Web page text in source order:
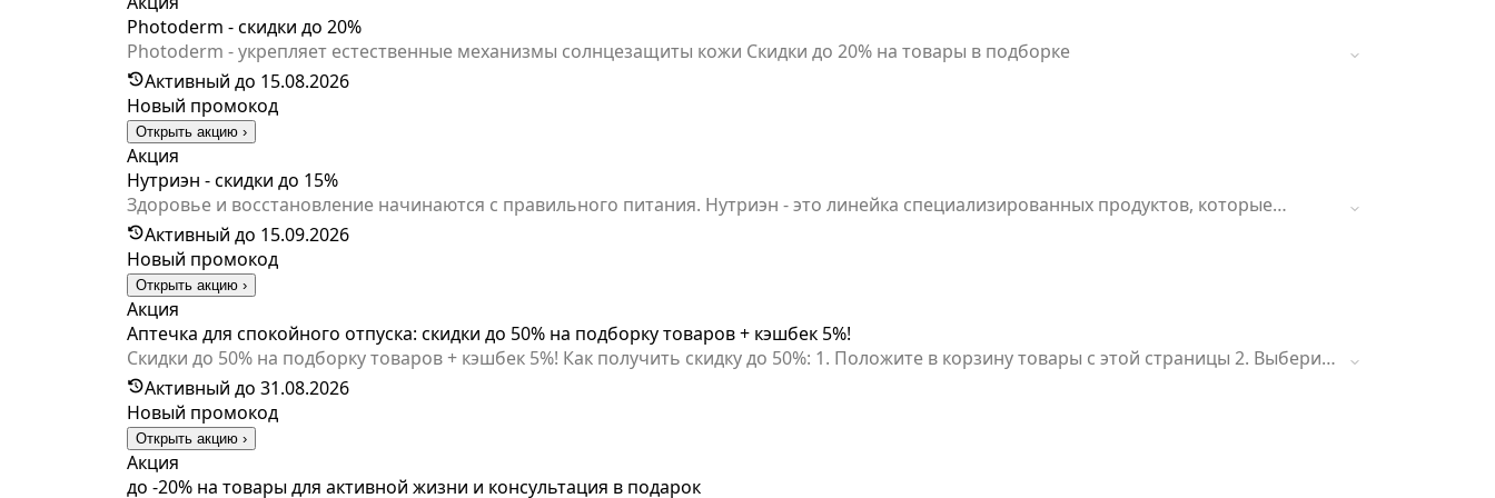
Photoderm - скидки до 20%
Photoderm - укрепляет естественные механизмы солнцезащиты кожи Скидки до 20% на товары в подборке
Активный до 15.08.2026
Новый промокод
Открыть акцию ›
Акция
Нутриэн - скидки до 15%
Здоровье и восстановление начинаются с правильного питания. Нутриэн - это линейка специализированных продуктов, которые
созданы, чтобы поддержать организм и удовлетворить особые пищевые потребности. Для вас скидка до -15% на товары, а также
консультация невролога, онколога или диетолога в подарок за покупку. Возникли вопросы? Задайте их врачу в чате — специалист
поможет подобрать оптимальный вариант.
Активный до 15.09.2026
Новый промокод
Открыть акцию ›
Акция
Аптечка для спокойного отпуска: скидки до 50% на подборку товаров + кэшбек 5%!
Скидки до 50% на подборку товаров + кэшбек 5%! Как получить скидку до 50%: 1. Положите в корзину товары с этой страницы 2. Выберите
аптеку «Здравсити» 3. Выберите способ получения: «Сейчас» или «Через час» Если скидка не применяется, проверьте срок получения
заказа: скидка и баллы не действуют на заказы «забрать завтра» (со склада).
Активный до 31.08.2026
Новый промокод
Открыть акцию ›
Акция
до -20% на товары для активной жизни и консультация в подарок